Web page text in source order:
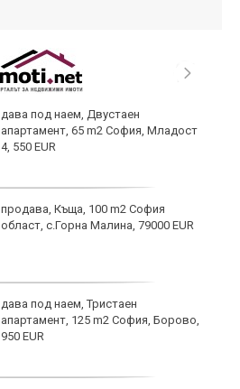
дава под наем, Двустаен
апартамент, 65 m2 София, Младост
4, 550 EUR
продава, Къща, 100 m2 София
област, с.Горна Малина, 79000 EUR
дава под наем, Тристаен
апартамент, 125 m2 София, Борово,
950 EUR